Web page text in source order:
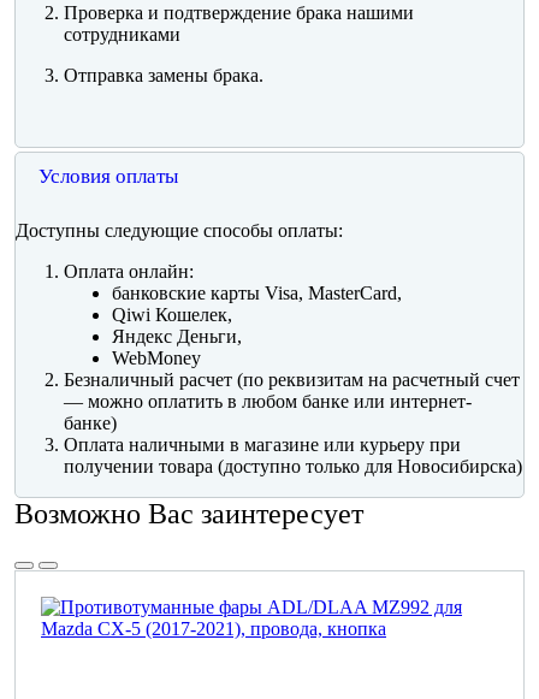
Проверка и подтверждение брака нашими
сотрудниками
Отправка замены брака.
Условия оплаты
Доступны следующие способы оплаты:
Оплата онлайн:
банковские карты Visa, MasterCard,
Qiwi Кошелек,
Яндекс Деньги,
WebMoney
Безналичный расчет (по реквизитам на расчетный счет
— можно оплатить в любом банке или интернет-
банке)
Оплата наличными в магазине или курьеру при
получении товара (доступно только для Новосибирска)
Возможно Вас заинтересует